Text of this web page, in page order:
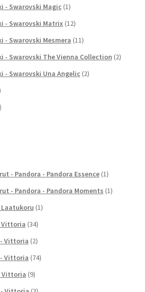
- Swarovski Magic (1)
- Swarovski Matrix (12)
- Swarovski Mesmera (11)
- Swarovski The Vienna Collection (2)
- Swarovski Una Angelic (2)
- Pandora - Pandora Essence (1)
- Pandora - Pandora Moments (1)
(1)
Vittoria (34)
Vittoria (2)
Vittoria (74)
Vittoria (9)